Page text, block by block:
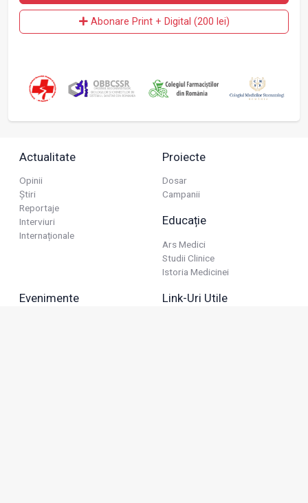
Abonare Print + Digital (200 lei)
Actualitate
Opinii
Știri
Reportaje
Interviuri
Internaționale
Proiecte
Dosar
Campanii
Educație
Ars Medici
Studii Clinice
Istoria Medicinei
Evenimente Link-Uri Utile